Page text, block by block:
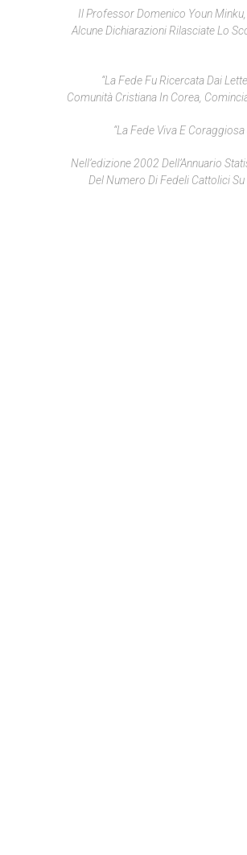
Il Professor Domenico Youn
Alcune Dichiarazioni Rilasciate Lo
“La Fede Fu Ricercata Dai
Comunità Cristiana In Corea,
“La Fede Viva E
Nell’edizione 2002 Dell’Annuario
Del Numero Di Fedeli Cattolici Su